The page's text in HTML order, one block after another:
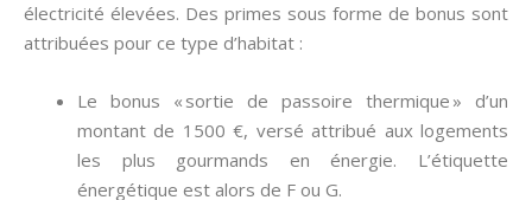
électricité élevées. Des primes sous forme de bonus sont
attribuées pour ce type d’habitat :
Le bonus « sortie de passoire thermique » d’un
montant de 1500 €, versé attribué aux logements
les plus gourmands en énergie. L’étiquette
énergétique est alors de F ou G.